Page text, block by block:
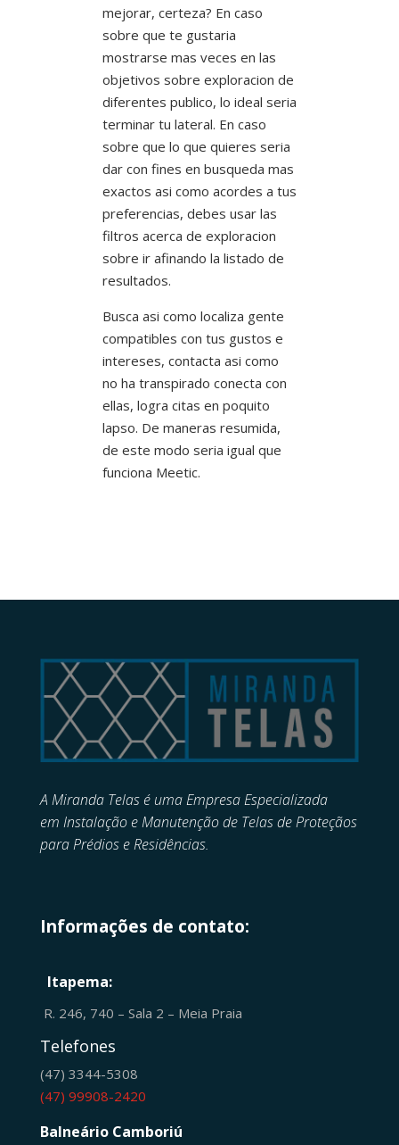
mejorar, certeza? En caso
sobre que te gustaria
mostrarse mas veces en las
objetivos sobre exploracion de
diferentes publico, lo ideal seria
terminar tu lateral. En caso
sobre que lo que quieres seri­a
dar con fines en busqueda mas
exactos asi como acordes a tus
preferencias, debes usar las
filtros acerca de exploracion
sobre ir afinando la listado de
resultados.
Busca asi como localiza gente
compatibles con tus gustos e
intereses, contacta asi­ como
no ha transpirado conecta con
ellas, logra citas en poquito
lapso. De maneras resumida,
de este modo seria igual que
funciona Meetic.
A Miranda Telas é uma Empresa Especializada
em Instalação e Manutenção de Telas de Proteçãos
para Prédios e Residências.
Informações de contato:
Itapema:
R. 246, 740 – Sala 2 – Meia Praia
Telefones
(47) 3344-5308
(47) 99908-2420
Balneário Camboriú